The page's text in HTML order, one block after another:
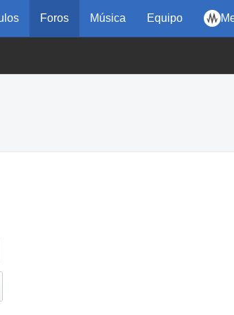
Foros Música Equipo